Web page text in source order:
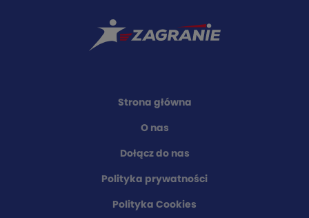
Strona główna
O nas
Dołącz do nas
Polityka prywatności
Polityka Cookies